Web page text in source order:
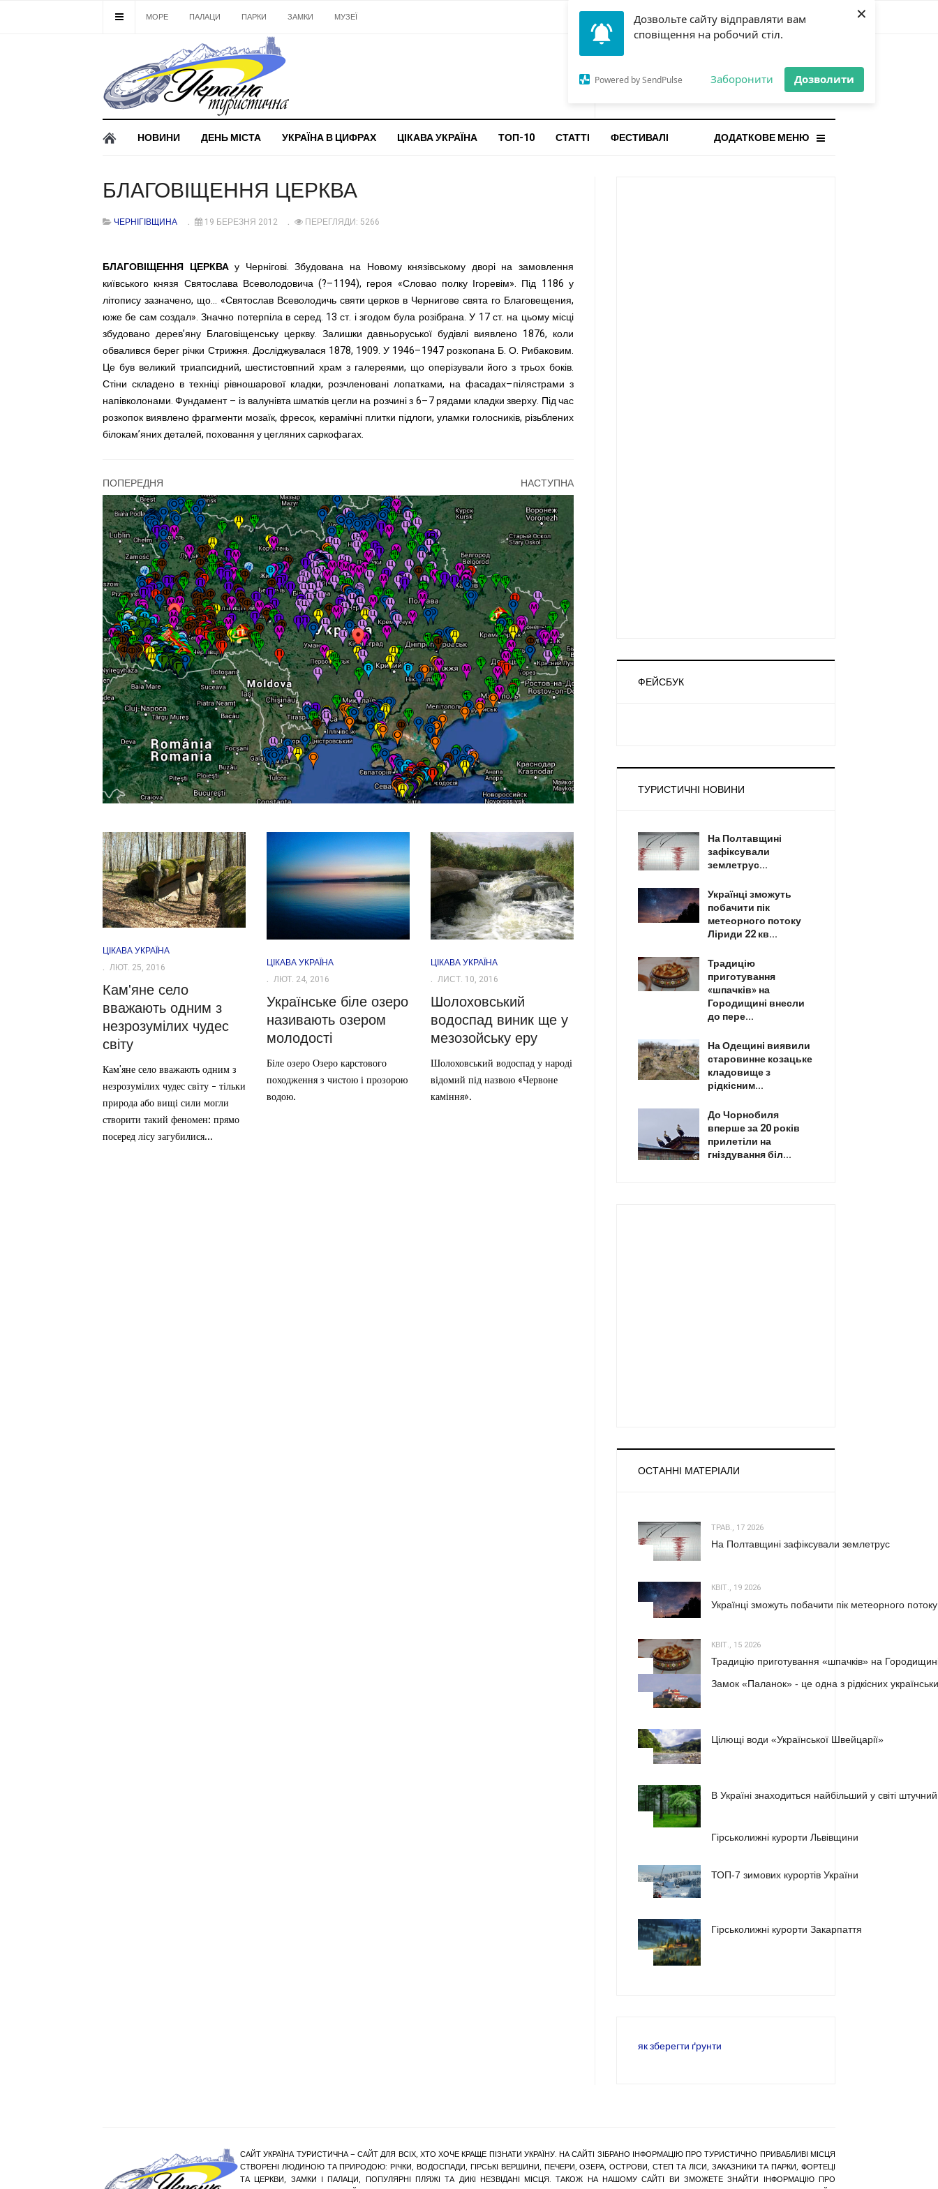
Дозвольте сайту відправляти вам
сповіщення на робочий стіл.
Powered by SendPulse Заборонити Дозволити
×
МОРЕ ПАЛАЦИ ПАРКИ ЗАМКИ МУЗЕЇ
ОСТАННЯ НОВИНА
Gorilla і відповідальна гра:
чому ліміти важливі поруч із
НОВИНИ ДЕНЬ МІСТА УКРАЇНА В ЦИФРАХ ЦІКАВА УКРАЇНА ТОП-10 СТАТТІ ДОДАТКОВЕ МЕНЮ
ФЕСТИВАЛІ
БЛАГОВІЩЕННЯ ЦЕРКВА
ЧЕРНІГІВЩИНА 19 БЕРЕЗНЯ 2012 ПЕРЕГЛЯДИ: 5266
БЛАГОВІЩЕННЯ ЦЕРКВАу Чернігові. Збудована на Новому князівському дворі на замовлення
київського князя Святослава Всеволодовича (?–1194), героя «Словао полку Ігоревім». Під 1186 у
літопису зазначено, що... «Святослав Всеволодичь святи церков в Чернигове свята го Благовещения,
юже бе сам создал». Значно потерпіла в серед. 13 ст. і згодом була розібрана. У 17 ст. на цьому місці
збудовано дерев’яну Благовіщенську церкву. Залишки давньоруської будівлі виявлено 1876, коли
обвалився берег річки Стрижня. Досліджувалася 1878, 1909. У 1946–1947 розкопана Б. О. Рибаковим.
Це був великий триапсидний, шестистовпний храм з галереями, що оперізували його з трьох боків.
Стіни складено в техніці рівношарової кладки, розчленовані лопатками, на фасадах–пілястрами з
напівколонами. Фундамент – із валунівта шматків цегли на розчині з 6–7 рядами кладки зверху. Під час
розкопок виявлено фрагменти мозаїк, фресок, керамічні плитки підлоги, уламки голосників, різьблених
білокам’яних деталей, поховання у цегляних саркофагах.
ПОПЕРЕДНЯ НАСТУПНА
ЦІКАВА УКРАЇНА
ЛЮТ. 25, 2016
Кам'яне село
вважають одним з
незрозумілих чудес
світу
Кам'яне село вважають одним з
незрозумілих чудес світу - тільки
природа або вищі сили могли
створити такий феномен: прямо
посеред лісу загубилися...
ЦІКАВА УКРАЇНА
ЛЮТ. 24, 2016
Українське біле озеро
називають озером
молодості
Біле озеро Озеро карстового
походження з чистою і прозорою
водою.
ЦІКАВА УКРАЇНА
ЛИСТ. 10, 2016
Шолоховський
водоспад виник ще у
мезозойську еру
Шолоховський водоспад у народі
відомий під назвою «Червоне
каміння».
ФЕЙСБУК
ТУРИСТИЧНІ НОВИНИ
На Полтавщині
зафіксували
землетрус...
Українці зможуть
побачити пік
метеорного потоку
Ліриди 22 кв...
Традицію
приготування
«шпачків» на
Городищині внесли
до пере...
На Одещині виявили
старовинне козацьке
кладовище з
рідкісним...
До Чорнобиля
вперше за 20 років
прилетіли на
гніздування біл...
ОСТАННІ МАТЕРІАЛИ
ТРАВ., 17 2026
На Полтавщині зафіксували землетрус
КВІТ., 19 2026
Українці зможуть побачити пік метеорного
КВІТ., 15 2026
Традицію приготування «шпачків» на
Замок «Паланок» - це одна з рідкісних
Цілющі води «Української Швейцарії»
В Україні знаходиться найбільший у світі штучний
Гірськолижні курорти Львівщини
ТОП-7 зимових курортів України
Гірськолижні курорти Закарпаття
як зберегти ґрунти
САЙТ УКРАЇНА ТУРИСТИЧНА – САЙТ ДЛЯ ВСІХ, ХТО ХОЧЕ КРАЩЕ ПІЗНАТИ УКРАЇНУ. НА САЙТІ ЗІБРАНО ІНФОРМАЦІЮ ПРО ТУРИСТИЧНО ПРИВАБЛИВІ МІСЦЯ
СТВОРЕНІ ЛЮДИНОЮ ТА ПРИРОДОЮ: РІЧКИ, ВОДОСПАДИ, ГІРСЬКІ ВЕРШИНИ, ПЕЧЕРИ, ОЗЕРА, ОСТРОВИ, СТЕП ТА ЛІСИ, ЗАКАЗНИКИ ТА ПАРКИ, ФОРТЕЦІ
ТА ЦЕРКВИ, ЗАМКИ І ПАЛАЦИ, ПОПУЛЯРНІ ПЛЯЖІ ТА ДИКІ НЕЗВІДАНІ МІСЦЯ. ТАКОЖ НА НАШОМУ САЙТІ ВИ ЗМОЖЕТЕ ЗНАЙТИ ІНФОРМАЦІЮ ПРО